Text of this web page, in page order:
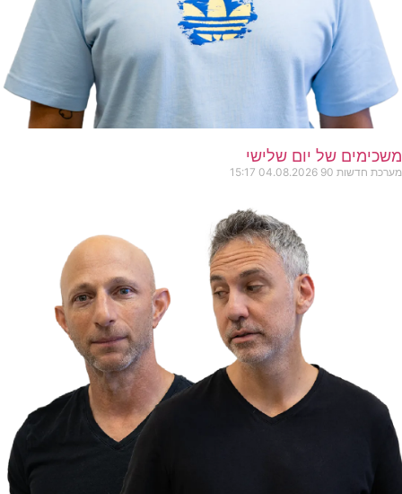
משכימים של יום שלישי
מערכת חדשות 90 04.08.2026
15:17